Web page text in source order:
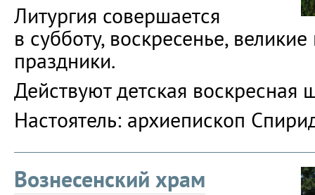
Литургия совершается
в субботу, воскресенье,
праздники.
Действуют детская воскресная
Настоятель: архиепископ
Вознесенский храм